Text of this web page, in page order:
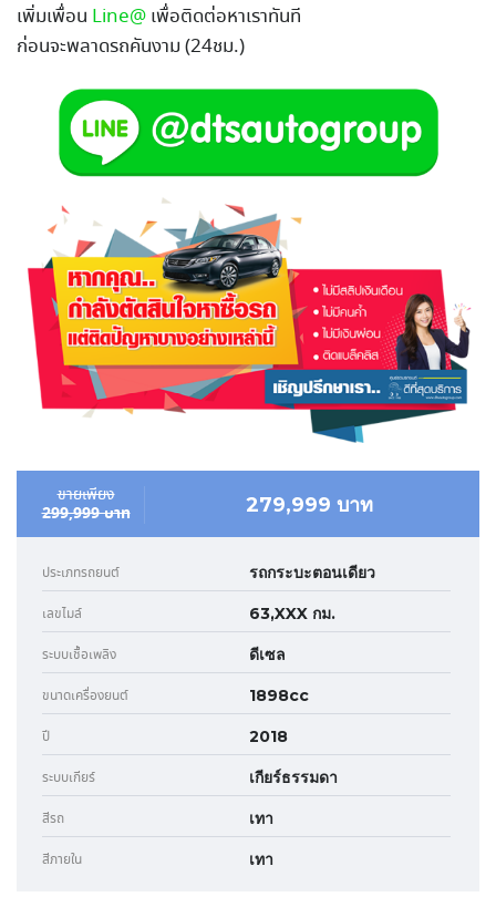
เพิ่มเพื่อน Line@ เพื่อติดต่อหาเราทันที
ก่อนจะพลาดรถคันงาม (24ชม.)
ขายเพียง
299,999 บาท 279,999 บาท
ประเภทรถยนต์ รถกระบะตอนเดียว
เลขไมล์ 63,XXX กม.
ระบบเชื้อเพลิง ดีเซล
ขนาดเครื่องยนต์ 1898cc
ปี 2018
ระบบเกียร์ เกียร์ธรรมดา
สีรถ เทา
สีภายใน เทา